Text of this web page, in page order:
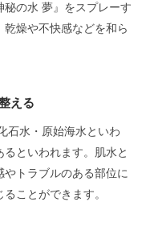
の水 夢』をスプレーす
燥や不快感などを和ら
える
石水・原始海水といわ
といわれます。肌水と
トラブルのある部位に
ことができます。